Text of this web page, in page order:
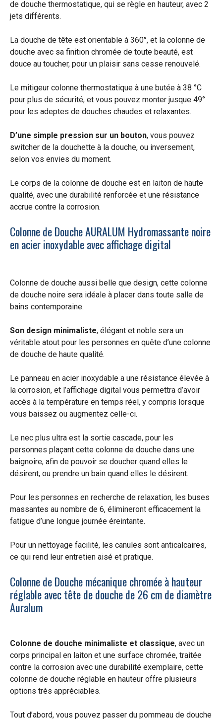
de douche thermostatique, qui se règle en hauteur, avec 2
jets différents.
La douche de tête est orientable à 360°, et la colonne de
douche avec sa finition chromée de toute beauté, est
douce au toucher, pour un plaisir sans cesse renouvelé.
Le mitigeur colonne thermostatique à une butée à 38 °C
pour plus de sécurité, et vous pouvez monter jusque 49°
pour les adeptes de douches chaudes et relaxantes.
D’une simple pression sur un bouton, vous pouvez
switcher de la douchette à la douche, ou inversement,
selon vos envies du moment.
Le corps de la colonne de douche est en laiton de haute
qualité, avec une durabilité renforcée et une résistance
accrue contre la corrosion.
Colonne de Douche AURALUM Hydromassante noire
en acier inoxydable avec affichage digital
Colonne de douche aussi belle que design, cette colonne
de douche noire sera idéale à placer dans toute salle de
bains contemporaine.
Son design minimaliste, élégant et noble sera un
véritable atout pour les personnes en quête d’une colonne
de douche de haute qualité.
Le panneau en acier inoxydable a une résistance élevée à
la corrosion, et l’affichage digital vous permettra d’avoir
accès à la température en temps réel, y compris lorsque
vous baissez ou augmentez celle-ci.
Le nec plus ultra est la sortie cascade, pour les
personnes plaçant cette colonne de douche dans une
baignoire, afin de pouvoir se doucher quand elles le
désirent, ou prendre un bain quand elles le désirent.
Pour les personnes en recherche de relaxation, les buses
massantes au nombre de 6, élimineront efficacement la
fatigue d’une longue journée éreintante.
Pour un nettoyage facilité, les canules sont anticalcaires,
ce qui rend leur entretien aisé et pratique.
Colonne de Douche mécanique chromée à hauteur
réglable avec tête de douche de 26 cm de diamètre
Auralum
Colonne de douche minimaliste et classique, avec un
corps principal en laiton et une surface chromée, traitée
contre la corrosion avec une durabilité exemplaire, cette
colonne de douche réglable en hauteur offre plusieurs
options très appréciables.
Tout d’abord, vous pouvez passer du pommeau de douche